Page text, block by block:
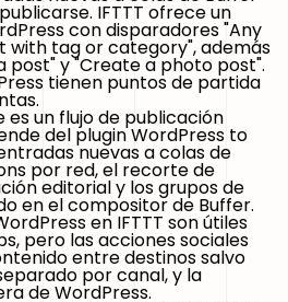
IFTTT ofrece un
con disparadores "Any
with tag or category", además
post" y "Create a photo post".
tienen puntos de partida
es un flujo de publicación
del plugin WordPress to
nuevas a colas de
por red, el recorte de
editorial y los grupos de
en el compositor de Buffer.
en IFTTT son útiles
pero las acciones sociales
entre destinos salvo
por canal, y la
de WordPress.